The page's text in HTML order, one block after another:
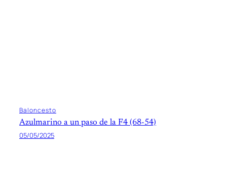
Baloncesto
Azulmarino a un paso de la F4 (68-54)
05/05/2025